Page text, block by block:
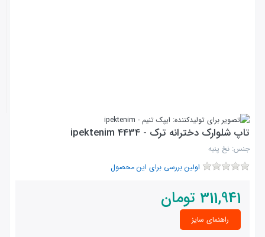
تاپ شلوارک دخترانه ترک - 4434 ipektenim
جنس: نخ پنبه
اولین بررسی برای این محصول
311,941 تومان
راهنمای سایز